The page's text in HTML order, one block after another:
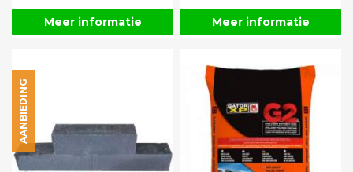
Meer informatie Meer informatie
AANBIEDING